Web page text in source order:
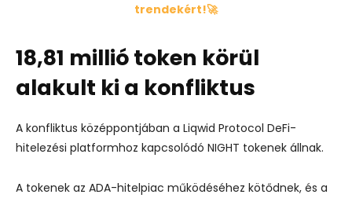
trendekért!🚀
18,81 millió token körül
alakult ki a konfliktus
A konfliktus középpontjában a Liqwid Protocol DeFi-
hitelezési platformhoz kapcsolódó NIGHT tokenek állnak.
A tokenek az ADA-hitelpiac működéséhez kötődnek, és a